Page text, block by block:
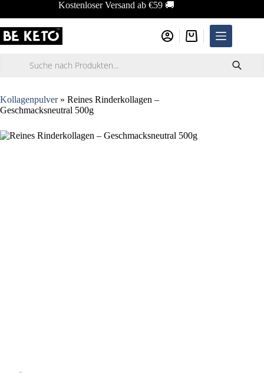
springen
Kostenloser Versand ab €59 🚚
Warenkorb
Kollagenpulver» Reines Rinderkollagen –
Geschmacksneutral 500g